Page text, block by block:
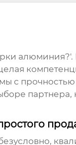
алюминия
с